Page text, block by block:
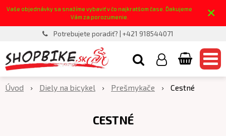
Vaše objednávky sa snažíme vybaviť v čo najkratšom čase. Ďakujeme
Vám za porozumenie.
×
Potrebujete poradiť? | +421 918544071
Úvod Diely na bicykel Prešmykače Cestné
CESTNÉ